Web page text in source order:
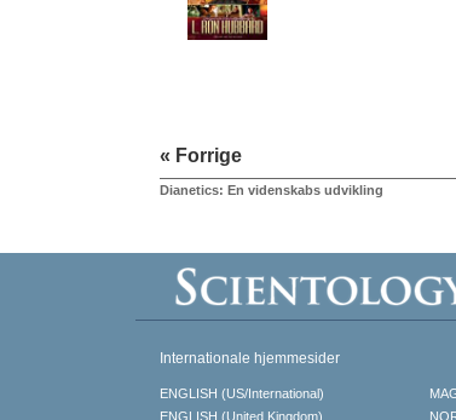
« Forrige
Dianetics: En videnskabs udvikling
Internationale hjemmesider
ENGLISH (US/International)
ENGLISH (United Kingdom)